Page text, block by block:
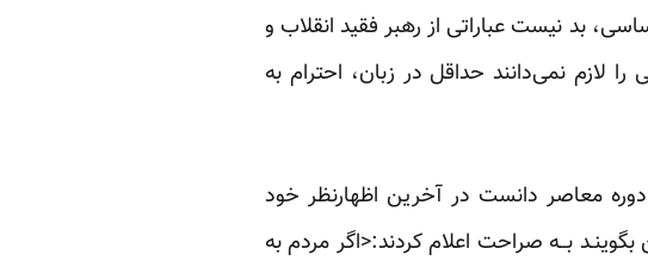
بد نیست عباراتی از رهبر فقید انقلاب و
لازم نمی‌دانند حداقل در زبان، احترام به
دوره معاصر دانست در آخرین اظهارنظر خود
بــه صراحت اعلام کردند:<اگر مردم به